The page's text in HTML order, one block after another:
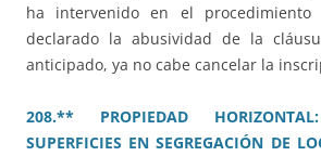
ha intervenido en el
declarado la abusividad de la
anticipado, ya no cabe cancelar la
208.** PROPIEDAD
SUPERFICIES EN SEGREGACIÓN DE